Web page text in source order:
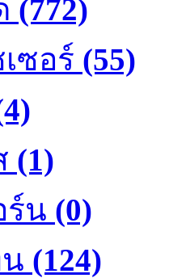
(772)
ซอร์ (55)
(1)
ร์น (0)
(124)